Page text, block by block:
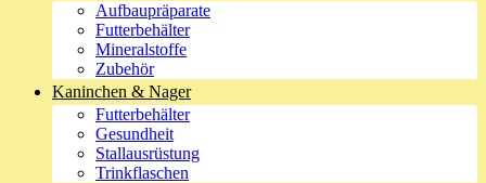
Aufbaupräparate
Futterbehälter
Mineralstoffe
Zubehör
Kaninchen & Nager
Futterbehälter
Gesundheit
Stallausrüstung
Trinkflaschen